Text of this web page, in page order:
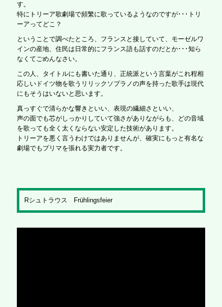
す。
特にトリーア歌劇場で頻繁に歌っているようなのですが･･･トリ
ーアってどこ？
ということで調べたところ、フランスと接していて、モーゼルワ
インの産地、住民は日常的にフランス語も話すのだとか･･･知ら
なくてごめんなさい。
この人、タイトルにも書いた通り、正統派という言葉がこれ程相
応しいドイツ物を歌うリリックソプラノの声を持った歌手は現代
にもそうはいないと思います。
真っすぐで清らかな響きといい、表現の繊細さといい、
声の面でも芯がしっかりしていて強さがありながらも、どの音域
を歌っても全く太くならない安定した技術があります。
トリーアを悪く言うわけではありませんが、確実にもっと有名な
劇場でもプリマを張れる実力者です。
Rシュトラウス Frühlingsfeier